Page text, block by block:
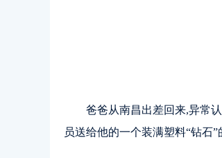
爸爸从南昌出差回来,异常
员送给他的一个装满塑料“钻石